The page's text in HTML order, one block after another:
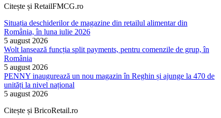
Citește și RetailFMCG.ro
Situația deschiderilor de magazine din retailul alimentar din
România, în luna iulie 2026
5 august 2026
Wolt lansează funcția split payments, pentru comenzile de grup, în
România
5 august 2026
PENNY inaugurează un nou magazin în Reghin și ajunge la 470 de
unități la nivel național
5 august 2026
Citește și BricoRetail.ro